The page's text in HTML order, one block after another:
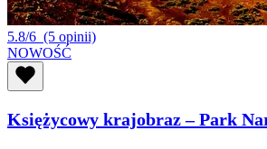
5.8/6 (5 opinii)
NOWOŚĆ
Księżycowy krajobraz – Park